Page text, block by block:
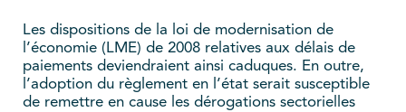
Les dispositions de la loi de modernisation de
l’économie (LME) de 2008 relatives aux délais de
paiements deviendraient ainsi caduques. En outre,
l’adoption du règlement en l’état serait susceptible
de remettre en cause les dérogations sectorielles